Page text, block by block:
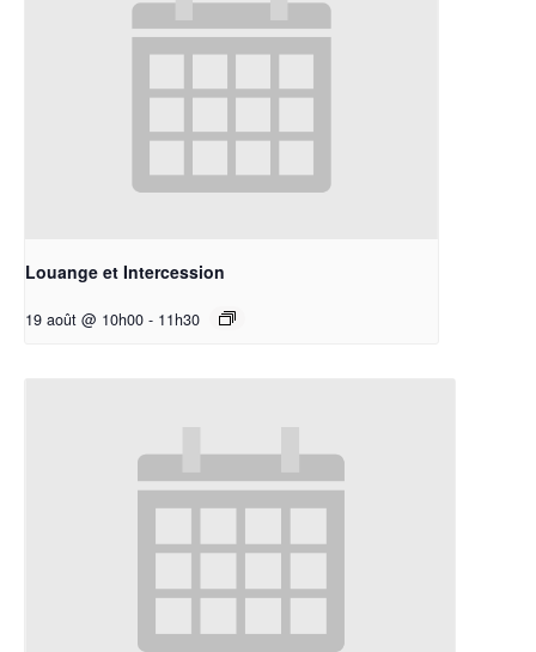
Louange et Intercession
19 août @ 10h00 - 11h30